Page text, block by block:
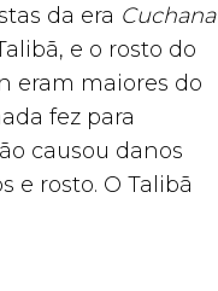
da era Cuchana
e o rosto do
eram maiores do
fez para
causou danos
e rosto. O Talibã